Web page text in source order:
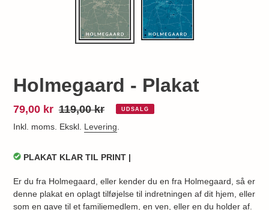
Holmegaard - Plakat
Udsalgspris
79,00 kr Normalpris
119,00 kr UDSALG
Inkl. moms. Ekskl. Levering
PLAKAT KLAR TIL PRINT |
Er du fra Holmegaard, eller kender du en fra Holmegaard, så er
denne plakat en oplagt tilføjelse til indretningen af dit hjem, eller
som en gave til et familiemedlem, en ven, eller en du holder af.